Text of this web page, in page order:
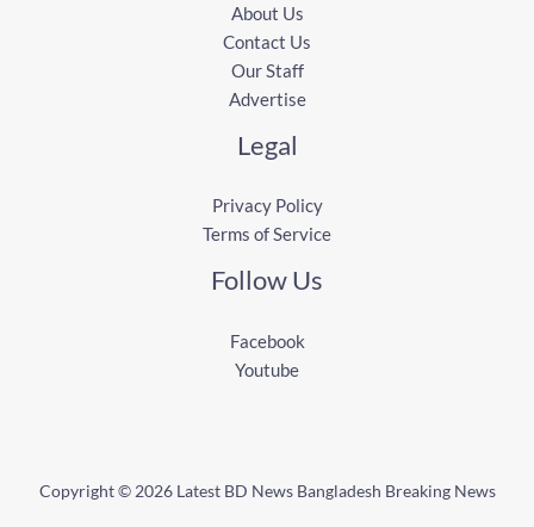
About Us
Contact Us
Our Staff
Advertise
Legal
Privacy Policy
Terms of Service
Follow Us
Facebook
Youtube
Copyright © 2026 Latest BD News Bangladesh Breaking News